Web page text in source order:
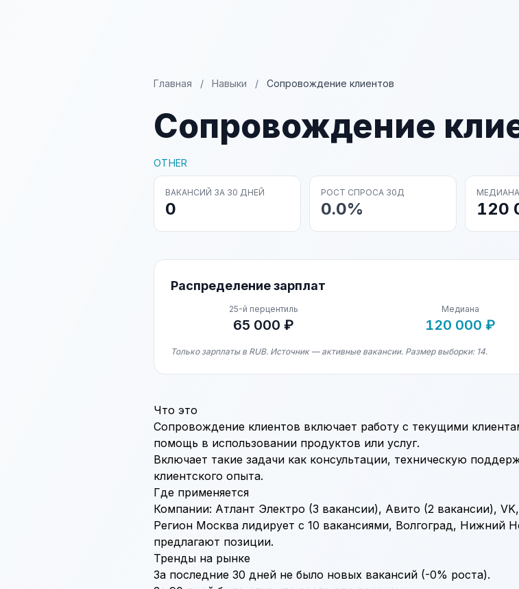
Главная / Навыки / Сопровождение клиентов
Сопровождение
OTHER
ВАКАНСИЙ ЗА 30 ДНЕЙ
0
РОСТ СПРОСА 30Д
0.0% 120
Распределение зарплат
25-й перцентиль
65 000 ₽
Медиана
120 000 ₽
Только зарплаты в RUB. Источник — активные вакансии. Размер выборки: 14.
Что это
Сопровождение клиентов включает работу с текущими
помощь в использовании продуктов или услуг.
Включает такие задачи как консультации, техническую
клиентского опыта.
Где применяется
Компании: Атлант Электро (3 вакансии), Авито (2 вакансии),
Регион Москва лидирует с 10 вакансиями, Волгоград, Нижний
предлагают позиции.
Тренды на рынке
За последние 30 дней не было новых вакансий (-0% роста).